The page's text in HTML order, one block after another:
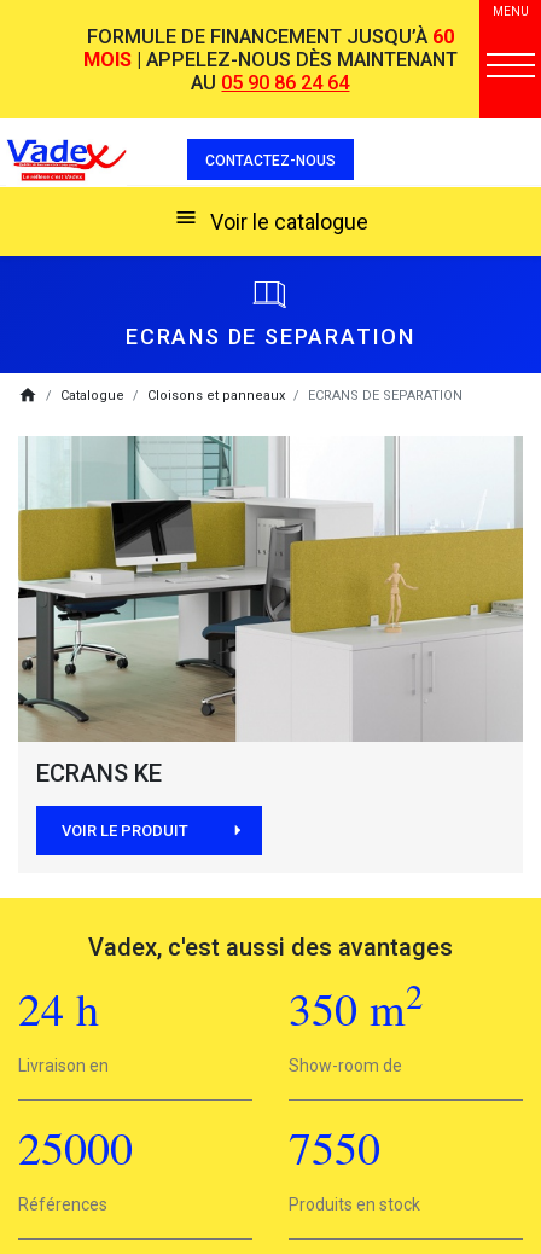
FORMULE DE FINANCEMENT JUSQU’À 60
MOIS| APPELEZ-NOUS DÈS MAINTENANT
AU 05 90 86 24 64
MENU
CONTACTEZ-NOUS
menu Voir le catalogue
ECRANS DE SEPARATION
breadcrumb
home Catalogue Cloisons et panneaux ECRANS DE SEPARATION
Liste des produits de la catégorie ECRANS DE
ECRANS KE
VOIR LE PRODUIT
Vadex, c'est aussi des avantages
24 h
Livraison en
350 m2
Show-room de
25000
25000
Références
7550
7550
Produits en stock